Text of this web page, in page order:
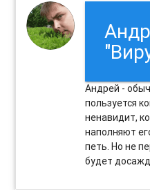
Андрей -
пользуется
ненавидит,
наполняют
петь. Но не
будет